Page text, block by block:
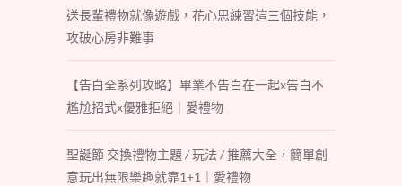
送長輩禮物就像遊戲，花心思練習這三個技能，
攻破心房非難事
【告白全系列攻略】畢業不告白在一起x告白不
尷尬招式x優雅拒絕｜愛禮物
聖誕節 交換禮物主題 / 玩法 / 推薦大全，簡單創
意玩出無限樂趣就靠1+1｜愛禮物